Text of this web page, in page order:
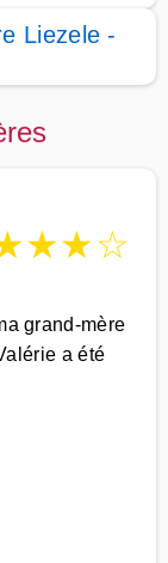
Liezele -
★★☆
grand-mère
a été